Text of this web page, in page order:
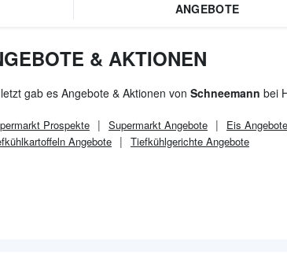
ANGEBOTE
& AKTIONEN
gab es Angebote & Aktionen von Schneemann bei
Prospekte Supermarkt Angebote Eis Angebote
Angebote
Tiefkühlgerichte Angebote